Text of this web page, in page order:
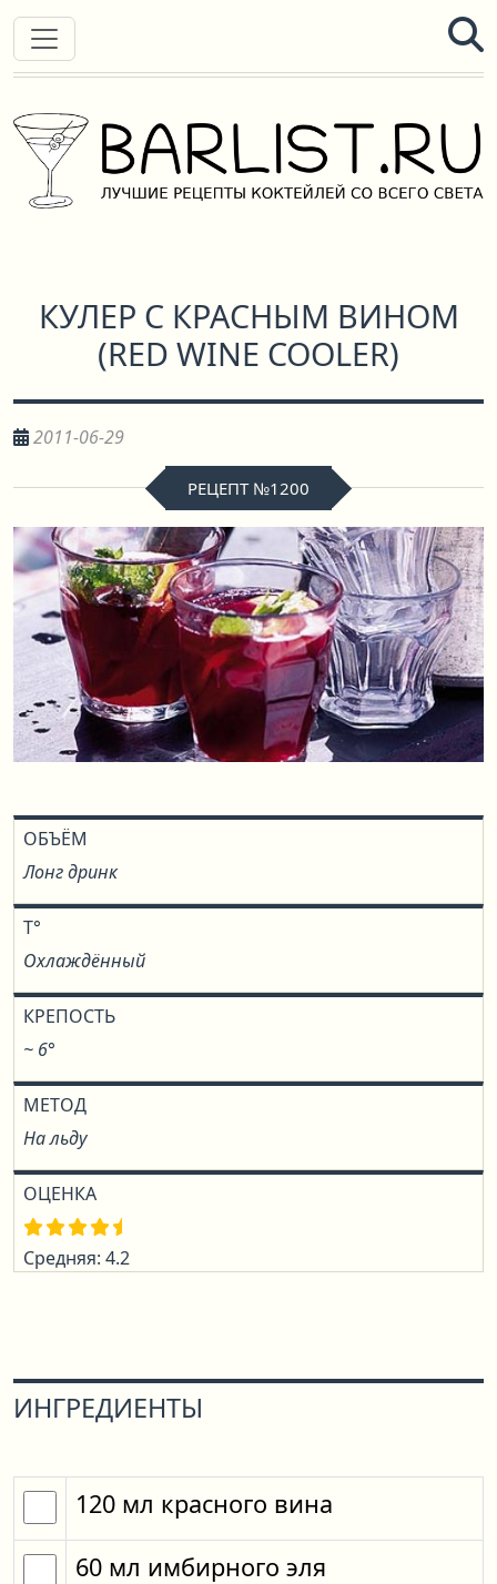
КУЛЕР С КРАСНЫМ ВИНОМ
(RED WINE COOLER)
2011-06-29
РЕЦЕПТ №1200
ОБЪЁМ
Лонг дринк
T°
Охлаждённый
КРЕПОСТЬ
~ 6°
МЕТОД
На льду
ОЦЕНКА
Средняя: 4.2
ИНГРЕДИЕНТЫ
120 мл красного вина
60 мл имбирного эля